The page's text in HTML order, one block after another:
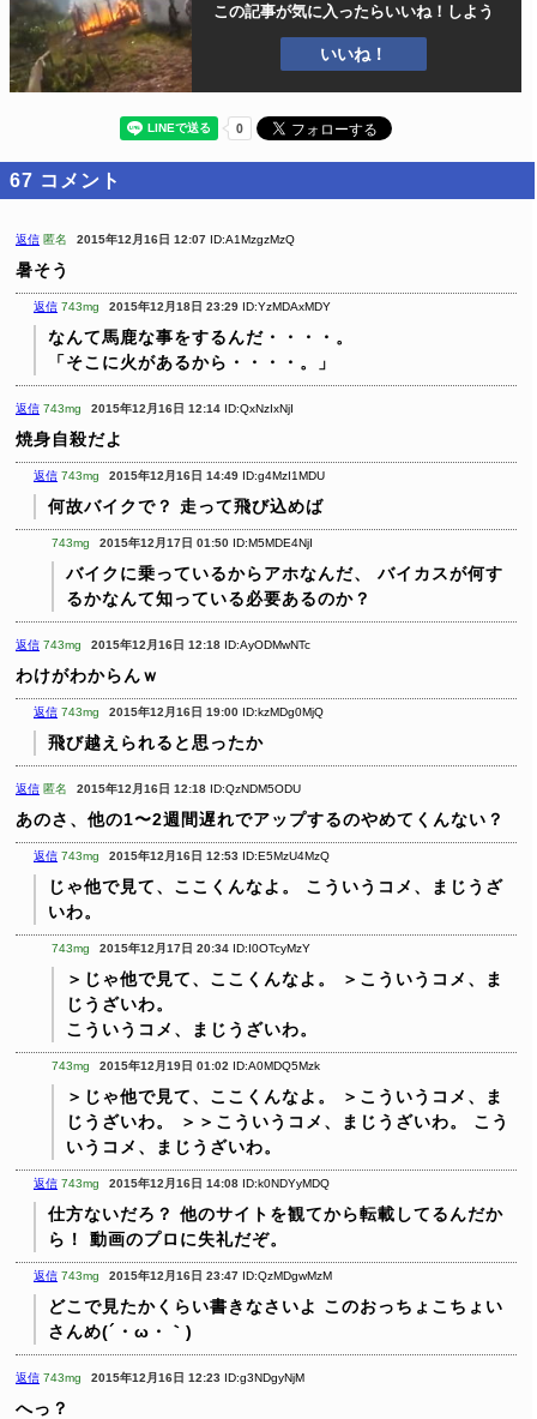
この記事が気に入ったらいいね！しよう
いいね！
67 コメント
返信 匿名 2015年12月16日 12:07 ID:A1MzgzMzQ
暑そう
返信 743mg 2015年12月18日 23:29 ID:YzMDAxMDY
なんて馬鹿な事をするんだ・・・・。
「そこに火があるから・・・・。」
返信 743mg 2015年12月16日 12:14 ID:QxNzIxNjI
焼身自殺だよ
返信 743mg 2015年12月16日 14:49 ID:g4MzI1MDU
何故バイクで？ 走って飛び込めば
743mg 2015年12月17日 01:50 ID:M5MDE4NjI
バイクに乗っているからアホなんだ、
バイカスが何す
るかなんて知っている必要あるのか？
返信 743mg 2015年12月16日 12:18 ID:AyODMwNTc
わけがわからんｗ
返信 743mg 2015年12月16日 19:00 ID:kzMDg0MjQ
飛び越えられると思ったか
返信 匿名 2015年12月16日 12:18 ID:QzNDM5ODU
あのさ、他の1〜2週間遅れでアップするのやめてくんない？
返信 743mg 2015年12月16日 12:53 ID:E5MzU4MzQ
じゃ他で見て、ここくんなよ。
こういうコメ、まじうざ
いわ。
743mg 2015年12月17日 20:34 ID:I0OTcyMzY
＞じゃ他で見て、ここくんなよ。
＞こういうコメ、ま
じうざいわ。
こういうコメ、まじうざいわ。
743mg 2015年12月19日 01:02 ID:A0MDQ5Mzk
＞じゃ他で見て、ここくんなよ。
＞こういうコメ、ま
じうざいわ。
＞＞こういうコメ、まじうざいわ。
こう
いうコメ、まじうざいわ。
返信 743mg 2015年12月16日 14:08 ID:k0NDYyMDQ
仕方ないだろ？ 他のサイトを観てから転載してるんだか
ら！
動画のプロに失礼だぞ。
返信 743mg 2015年12月16日 23:47 ID:QzMDgwMzM
どこで見たかくらい書きなさいよ このおっちょこちょい
さんめ(´・ω・｀)
返信 743mg 2015年12月16日 12:23 ID:g3NDgyNjM
へっ？